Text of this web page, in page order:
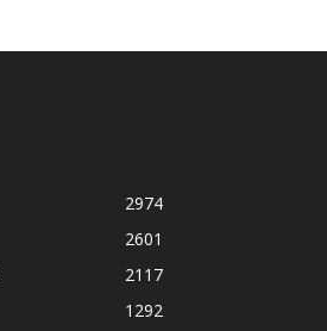
2974
2601
2117
1292